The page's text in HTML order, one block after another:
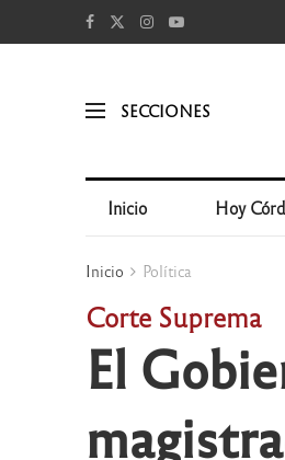
SECCIONES
Inicio Hoy
Inicio Política
Corte Suprema
El